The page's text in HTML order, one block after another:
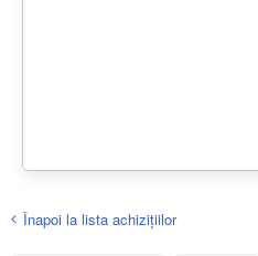
Înapoi la lista achiziţiilor